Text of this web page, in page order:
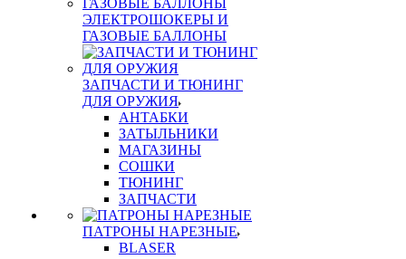
ЭЛЕКТРОШОКЕРЫ И
ГАЗОВЫЕ БАЛЛОНЫ
ЗАПЧАСТИ И ТЮНИНГ
ДЛЯ ОРУЖИЯ
АНТАБКИ
ЗАТЫЛЬНИКИ
МАГАЗИНЫ
СОШКИ
ТЮНИНГ
ЗАПЧАСТИ
ПАТРОНЫ НАРЕЗНЫЕ
BLASER